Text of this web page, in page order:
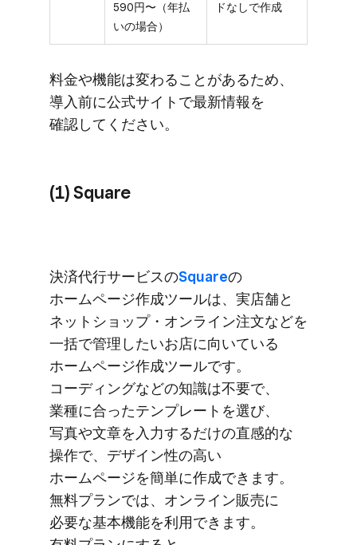
590円〜（年払
いの場合）
ドなしで作成
料金や​機能は​変わる​ことがある​ため、​
導入前に​公式サイトで​最新情報を​
確認してください。
(1) Square
決済代行サービスの​Squareの​
ホームページ作成ツールは、​実店舗と​
ネットショップ・オンライン注文などを​
一括で​管理したい​お店に​向いている​
ホームページ作成ツールです。​
コーディングなどの​知識は​不要で、​
業種に​合った​テンプレートを​選び、​
写真や​文章を​入力するだけの​直感的な​
操作で、​デザ​イン性の​高い​
ホームページを​簡単に​作成できます。​
無料プランでは、​オンライン販売に​
必要な​基本機能を​利用できます。​